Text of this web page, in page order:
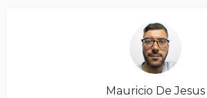
Mauricio De Jesus